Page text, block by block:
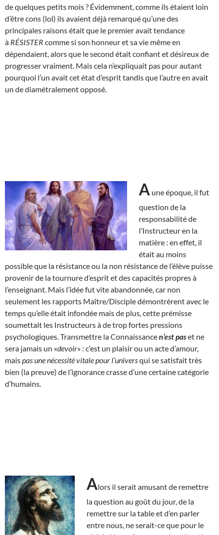
de quelques petits mois ? Évidemment, comme ils étaient loin
d’être cons (lol) ils avaient déjà remarqué qu’une des
principales raisons était que le premier avait tendance
à RÉSISTER comme si son honneur et sa vie même en
dépendaient, alors que le second était confiant et désireux de
progresser vraiment. Mais cela n’expliquait pas pour autant
pourquoi l’un avait cet état d’esprit tandis que l’autre en avait
un de diamétralement opposé.
A une époque, il fut
question de la
responsabilité de
l’Instructeur en la
matière : en effet, il
était au moins
possible que la résistance ou la non résistance de l’élève puisse
provenir de la tournure d’esprit et des capacités propres à
l’enseignant. Mais l’idée fut vite abandonnée, car non
seulement les rapports Maître/Disciple démontrèrent avec le
temps qu’elle était infondée mais de plus, cette prémisse
soumettait les Instructeurs à de trop fortes pressions
psychologiques. Transmettre la Connaissancen’est paset ne
sera jamais un «devoir» : c’est un plaisir ou un acte d’amour,
maispas une nécessité vitale pour l’universqui se satisfait très
bien (la preuve) de l’ignorance crasse d’une certaine catégorie
d’humains.
Alors il serait amusant de remettre
la question au goût du jour, de la
remettre sur la table et d’en parler
entre nous, ne serait-ce que pour le